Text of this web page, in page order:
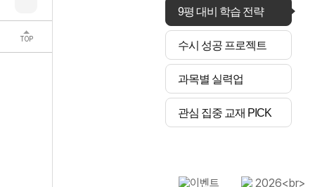
TOP
9평 대비 학습 전략
수시 성공 프로젝트
과목별 실력업
관심 집중 교재 PICK